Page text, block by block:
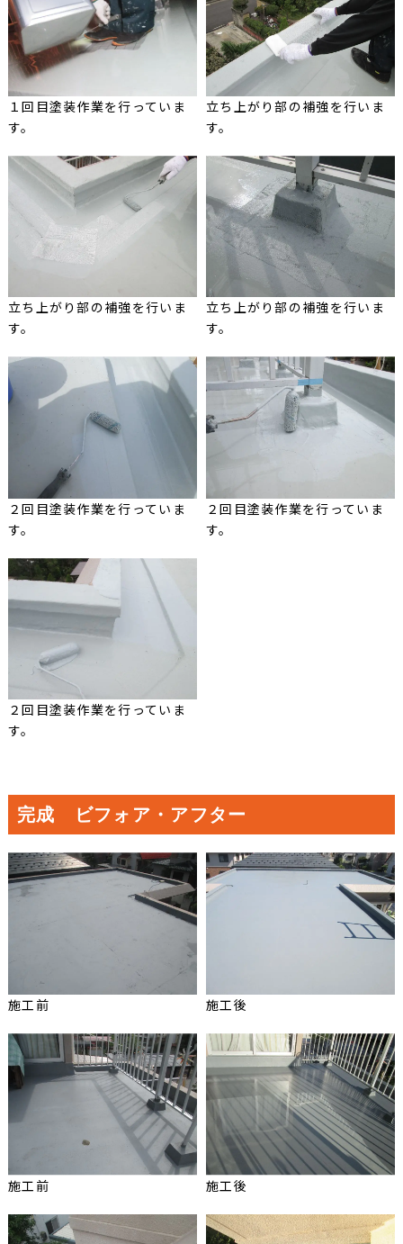
１回目塗装作業を行っていま
す。
立ち上がり部の補強を行いま
す。
立ち上がり部の補強を行いま
す。
立ち上がり部の補強を行いま
す。
２回目塗装作業を行っていま
す。
２回目塗装作業を行っていま
す。
２回目塗装作業を行っていま
す。
完成 ビフォア・アフター
施工前 施工後
施工前 施工後